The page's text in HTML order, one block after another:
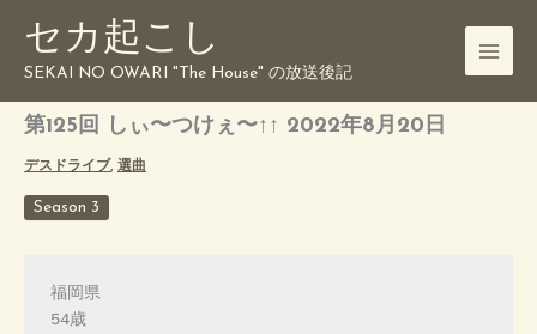
セカ起こし
SEKAI NO OWARI "The House" の放送後記
第125回 しぃ〜つけぇ〜↑↑ 2022年8月20日
デスドライブ, 選曲
Season 3
福岡県
54歳